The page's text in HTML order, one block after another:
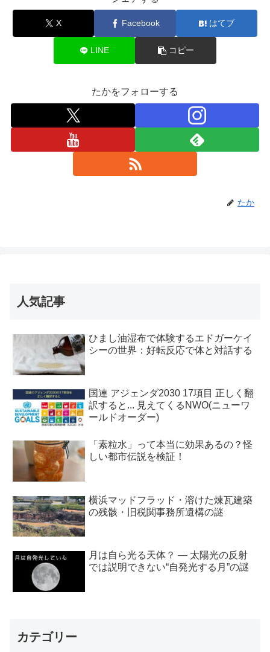
X Facebook はてブ
LINE コピー
たかをフォローする
たか
人気記事
ひまし油湿布で体験するエドガーケイ
シーの世界：好転反応で体と対話する
国連 アジェンダ2030 17項目 正しく翻
訳すると... 見えてくるNWO(ニューワ
ールドオーダー)
「素粒水」って本当に効果あるの？怪
しい都市伝説を検証！
横浜マッドフラッド・溶けた煉瓦建築
の残骸・旧税関事務所遺構の謎
月は自ら光る天体？ ― 太陽光の反射
では説明できない“自発光する月”の謎
カテゴリー